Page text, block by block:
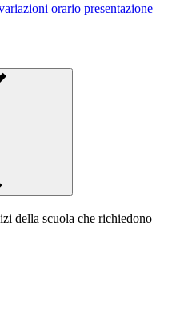
orario presentazione
della scuola che richiedono